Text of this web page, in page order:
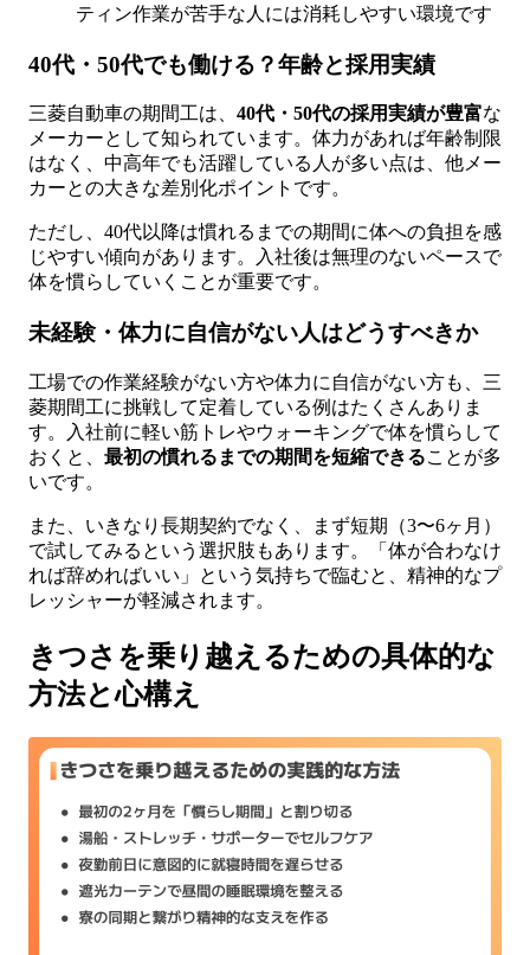
ティン作業が苦手な人には消耗しやすい環境です
40代・50代でも働ける？年齢と採用実績
三菱自動車の期間工は、 40代・50代の採用実績が豊富な
メーカーとして知られています。体力があれば年齢制限
はなく、中高年でも活躍している人が多い点は、他メー
カーとの大きな差別化ポイントです。
ただし、40代以降は慣れるまでの期間に体への負担を感
じやすい傾向があります。入社後は無理のないペースで
体を慣らしていくことが重要です。
未経験・体力に自信がない人はどうすべきか
工場での作業経験がない方や体力に自信がない方も、三
菱期間工に挑戦して定着している例はたくさんありま
す。入社前に軽い筋トレやウォーキングで体を慣らして
おくと、 最初の慣れるまでの期間を短縮できることが多
いです。
また、いきなり長期契約でなく、まず短期（3〜6ヶ月）
で試してみるという選択肢もあります。「体が合わなけ
れば辞めればいい」という気持ちで臨むと、精神的なプ
レッシャーが軽減されます。
きつさを乗り越えるための具体的な
方法と心構え